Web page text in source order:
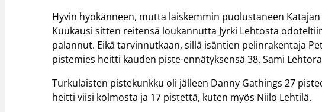
Hyvin hyökänneen, mutta laiskemmin puolustaneen
Kuukausi sitten reitensä loukannutta Jyrki Lehtosta
palannut. Eikä tarvinnutkaan, sillä isäntien pelinrakentaja
pistemies heitti kauden piste-ennätyksensä 38. Sami
Turkulaisten pistekunkku oli jälleen Danny Gathings 27
heitti viisi kolmosta ja 17 pistettä, kuten myös Niilo Lehtilä.